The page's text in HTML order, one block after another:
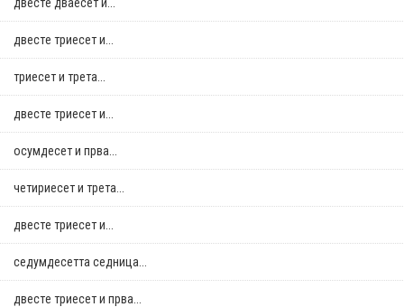
двестe триесет и...
триесет и трета...
двестe триесет и...
осумдесет и прва...
четириесет и трета...
двестe триесет и...
седумдесетта седница...
двестe триесет и прва...